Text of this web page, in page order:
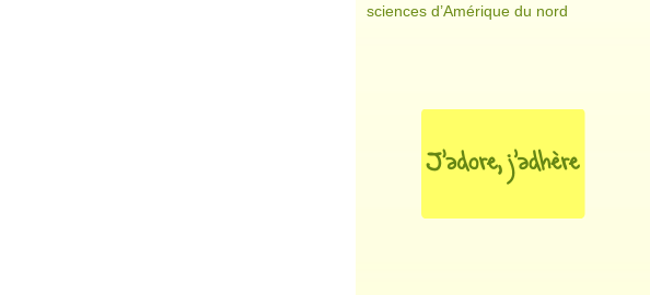
sciences d’Amérique du nord